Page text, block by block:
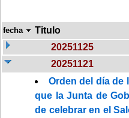
fecha Titulo
20251125
20251121
Orden del día de
que la Junta de
de celebrar en el